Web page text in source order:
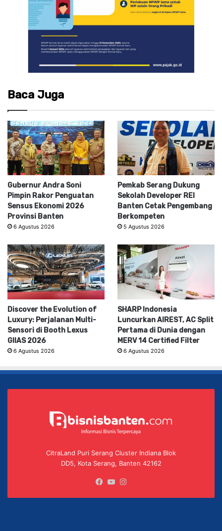
Baca Juga
Gubernur Andra Soni
Pimpin Rakor Penguatan
Sensus Ekonomi 2026
Provinsi Banten
6 Agustus 2026
Pemkab Serang Dukung
Sekolah Developer REI
Banten Cetak Pengembang
Berkompeten
5 Agustus 2026
Discover the Evolution of
Luxury: Perjalanan Multi-
Sensori di Booth Lexus
GIIAS 2026
6 Agustus 2026
SHARP Indonesia
Luncurkan AIREST, AC Split
Pertama di Dunia dengan
MERV 14 Certified Filter
6 Agustus 2026
CitraLand Puri Serang Cluster Indiana Blok
DD5, Kota Serang, Banten 42162
Facebook
YouTube